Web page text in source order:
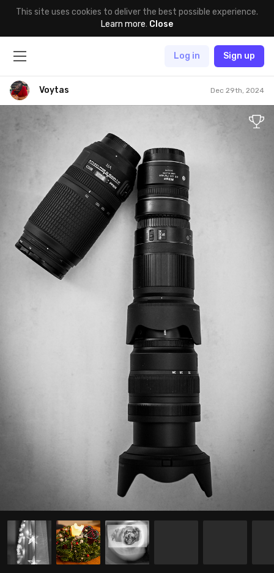
This site uses cookies to deliver the best possible experience.
Learn more. Close
Log in Sign up
Voytas Dec 29th, 2024